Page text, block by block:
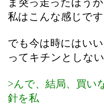
ま突っ走ったほう
私はこんな感じです
でも今は時にはい
ってキチンとしな
>んで、結局、買い
針を私